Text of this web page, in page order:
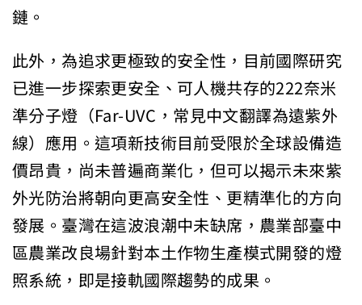
鏈。
此外，為追求更極致的安全性，目前國際研究
已進一步探索更安全、可人機共存的222奈米
準分子燈（Far-UVC，常見中文翻譯為遠紫外
線）應用。這項新技術目前受限於全球設備造
價昂貴，尚未普遍商業化，但可以揭示未來紫
外光防治將朝向更高安全性、更精準化的方向
發展。臺灣在這波浪潮中未缺席，農業部臺中
區農業改良場針對本土作物生產模式開發的燈
照系統，即是接軌國際趨勢的成果。